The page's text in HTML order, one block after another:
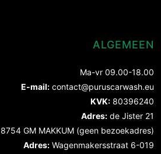
ALGEMEEN
Ma-vr 09.00-18.00
E-mail: contact@puruscarwash.eu
KVK: 80396240
Adres: de Jister 21
8754 GM MAKKUM (geen bezoekadres)
Adres: Wagenmakersstraat 6-019